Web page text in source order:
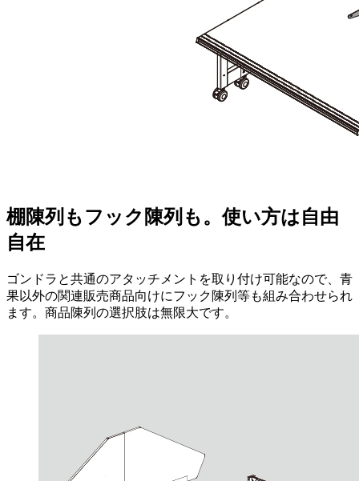
棚陳列もフック陳列も。使い方は自由
自在
ゴンドラと共通のアタッチメントを取り付け可能なので、青
果以外の関連販売商品向けにフック陳列等も組み合わせられ
ます。商品陳列の選択肢は無限大です。